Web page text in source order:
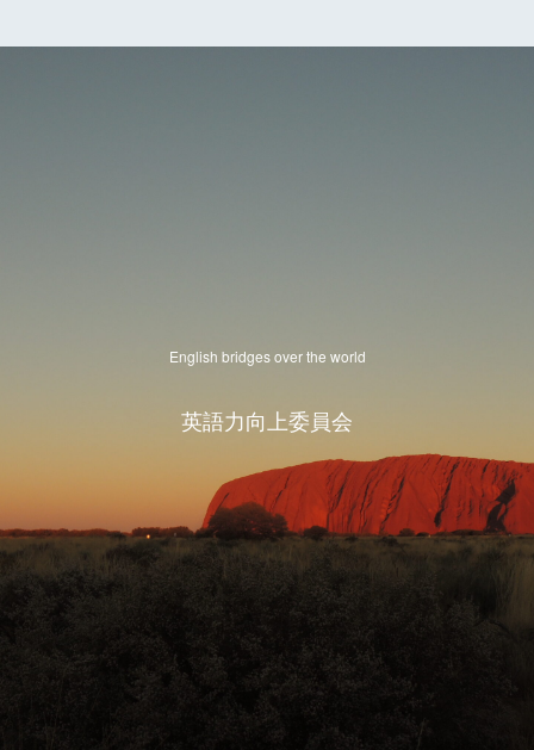
English bridges over the world
英語力向上委員会